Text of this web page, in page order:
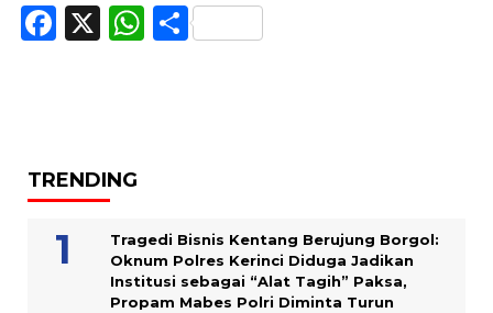
Facebook
X WhatsApp
Share
TRENDING
Tragedi Bisnis Kentang Berujung Borgol:
Oknum Polres Kerinci Diduga Jadikan
Institusi sebagai “Alat Tagih” Paksa,
Propam Mabes Polri Diminta Turun